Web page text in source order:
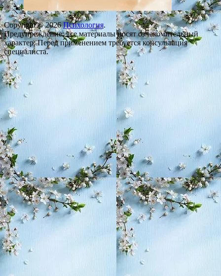
Copyright © 2026Психология.
Предупреждение: все материалы носят ознакомительный
характер. Перед применением требуется консультация
специалиста.